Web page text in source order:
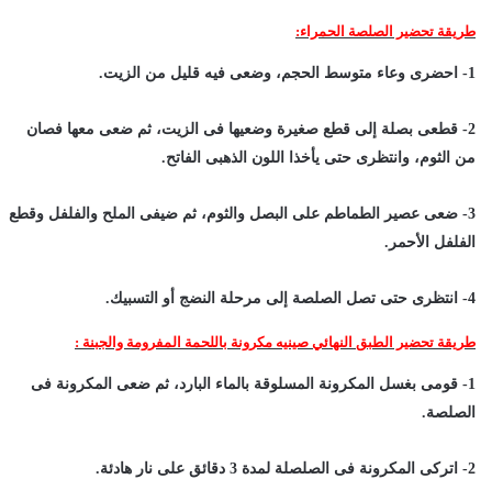
طريقة تحضير الصلصة الحمراء:
1- احضرى وعاء متوسط الحجم، وضعى فيه قليل من الزيت.
2- قطعى بصلة إلى قطع صغيرة وضعيها فى الزيت، ثم ضعى معها فصان
من الثوم، وانتظرى حتى يأخذا اللون الذهبى الفاتح.
3- ضعى عصير الطماطم على البصل والثوم، ثم ضيفى الملح والفلفل وقطع
الفلفل الأحمر.
4- انتظرى حتى تصل الصلصة إلى مرحلة النضج أو التسبيك.
طريقة تحضير الطبق النهائي صينيه مكرونة باللحمة المفرومة والجبنة :
1- قومى بغسل المكرونة المسلوقة بالماء البارد، ثم ضعى المكرونة فى
الصلصة.
2- اتركى المكرونة فى الصلصلة لمدة 3 دقائق على نار هادئة.